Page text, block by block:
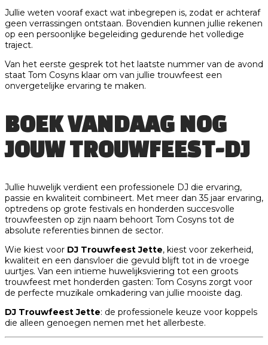
Jullie weten vooraf exact wat inbegrepen is, zodat er achteraf
geen verrassingen ontstaan. Bovendien kunnen jullie rekenen
op een persoonlijke begeleiding gedurende het volledige
traject.
Van het eerste gesprek tot het laatste nummer van de avond
staat Tom Cosyns klaar om van jullie trouwfeest een
onvergetelijke ervaring te maken.
BOEK VANDAAG NOG
JOUW TROUWFEEST-DJ
Jullie huwelijk verdient een professionele DJ die ervaring,
passie en kwaliteit combineert. Met meer dan 35 jaar ervaring,
optredens op grote festivals en honderden succesvolle
trouwfeesten op zijn naam behoort Tom Cosyns tot de
absolute referenties binnen de sector.
Wie kiest voor DJ Trouwfeest Jette, kiest voor zekerheid,
kwaliteit en een dansvloer die gevuld blijft tot in de vroege
uurtjes. Van een intieme huwelijksviering tot een groots
trouwfeest met honderden gasten: Tom Cosyns zorgt voor
de perfecte muzikale omkadering van jullie mooiste dag.
DJ Trouwfeest Jette: de professionele keuze voor koppels
die alleen genoegen nemen met het allerbeste.